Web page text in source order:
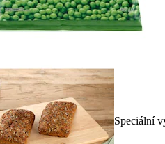
Speciální